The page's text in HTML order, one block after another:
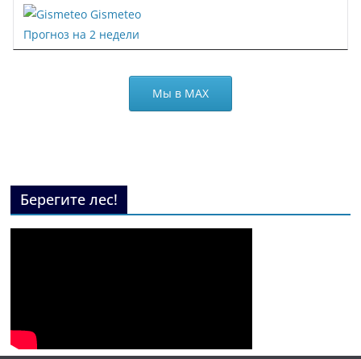
Gismeteo
Прогноз на 2 недели
Мы в МАХ
Берегите лес!